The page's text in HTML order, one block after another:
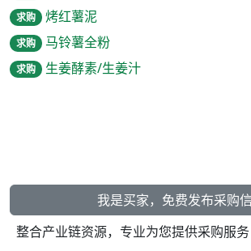
求购 烤红薯泥
求购 马铃薯全粉
求购 生姜酵素/生姜汁
我是买家，免费发布采购
整合产业链资源，专业为您提供采购服务